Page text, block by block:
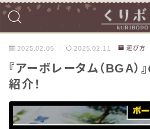
2025.02.05 2025.02.11 遊び方
『アーボレータム（BGA）
紹介！